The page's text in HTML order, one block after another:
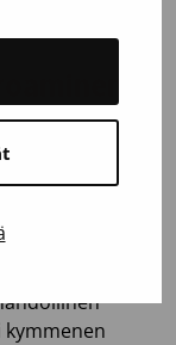
vain
päädy
kymmenen